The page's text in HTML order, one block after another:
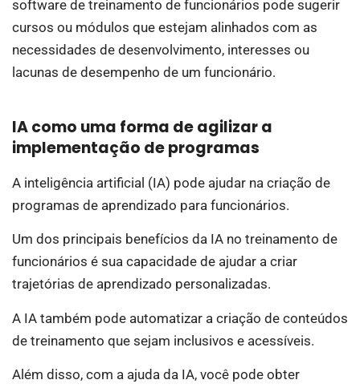
software de treinamento de funcionários pode sugerir
cursos ou módulos que estejam alinhados com as
necessidades de desenvolvimento, interesses ou
lacunas de desempenho de um funcionário.
IA como uma forma de agilizar a
implementação de programas
A inteligência artificial (IA) pode ajudar na criação de
programas de aprendizado para funcionários.
Um dos principais benefícios da IA no treinamento de
funcionários é sua capacidade de ajudar a criar
trajetórias de aprendizado personalizadas.
A IA também pode automatizar a criação de conteúdos
de treinamento que sejam inclusivos e acessíveis.
Além disso, com a ajuda da IA, você pode obter